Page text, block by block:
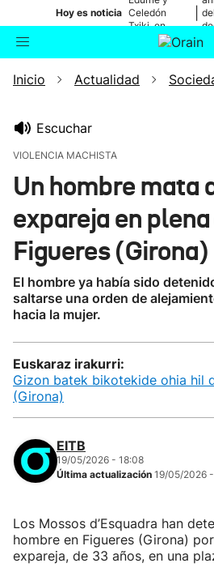
Hoy es noticia Celedón
Txiki, en
directo
del
de
Buscador
Eguraldia
Inicio Actualidad
Escuchar
VIOLENCIA MACHISTA
Un hombre mata
expareja en
Figueres (Girona)
El hombre ya había sido
saltarse una orden de
hacia la mujer.
Euskaraz irakurri:
Gizon batek bikotekide ohia hil
(Girona)
EITB
19/05/2026 - 18:08
Última actualización 19/05/2026
Los Mossos d’Esquadra han
hombre en Figueres (Girona)
expareja, de 33 años, en una